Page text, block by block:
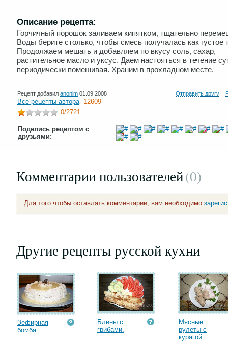
Описание рецепта:
Горчичный порошок заливаем кипятком, тщательно
Воды берите столько, чтобы смесь получалась как густое
Продолжаем мешать и добавляем по вкусу соль, сахар,
растительное масло и уксус. Даем настояться в течение
периодически помешивая. Храним в прохладном месте.
Рецепт добавил anonim 01.09.2008 Отправить другу
Все рецепты автора 12609
0/2721
Поделись рецептом с
друзьями:
Комментарии пользователей(0)
Для того чтобы оставлять комментарии, вам необходимо
Другие рецепты русской кухни
Зефирная
бомба
Блины с
грибами.
Мясные
рулеты с
курагой...